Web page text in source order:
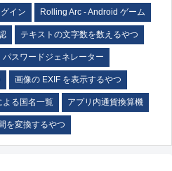
イン Rolling Arc - Android ゲーム
テキストの文字数を数えるやつ
パスワードジェネレーター
画像の EXIF を表示するやつ
よる国名一覧 アプリ内通貨換算機
を変換するやつ